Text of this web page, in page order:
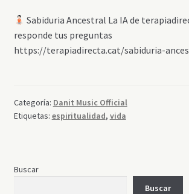
Sabiduria Ancestral La IA de
responde tus preguntas
https://terapiadirecta.cat/sabiduria-
Categoría: Danit Music Official
Etiquetas: espiritualidad, vida
Buscar
Buscar